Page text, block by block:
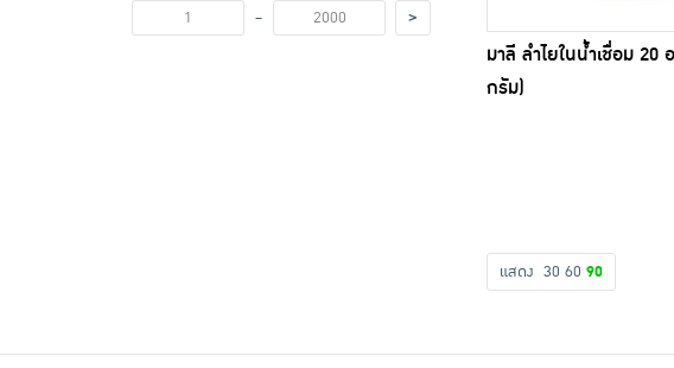
-
>
มาลี ลำไยในน้ำเชื่อม 20
กรัม)
แสดง 30 60 90